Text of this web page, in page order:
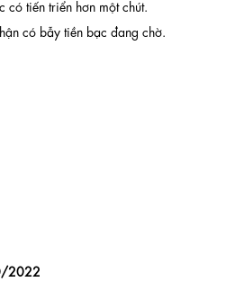
có tiến triển hơn một chút.
có bẫy tiền bạc đang chờ.
2022